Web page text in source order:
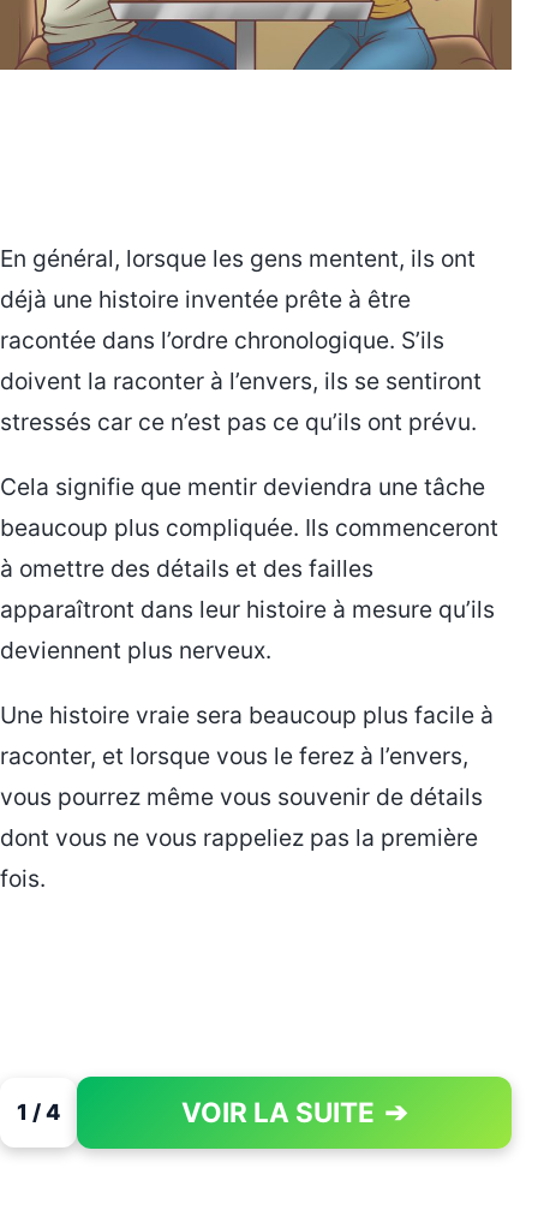
En général, lorsque les gens mentent, ils ont
déjà une histoire inventée prête à être
racontée dans l’ordre chronologique. S’ils
doivent la raconter à l’envers, ils se sentiront
stressés car ce n’est pas ce qu’ils ont prévu.
Cela signifie que mentir deviendra une tâche
beaucoup plus compliquée. Ils commenceront
à omettre des détails et des failles
apparaîtront dans leur histoire à mesure qu’ils
deviennent plus nerveux.
Une histoire vraie sera beaucoup plus facile à
raconter, et lorsque vous le ferez à l’envers,
vous pourrez même vous souvenir de détails
dont vous ne vous rappeliez pas la première
fois.
1 / 4 VOIR LA SUITE ➔
PAGE 1 OF 4